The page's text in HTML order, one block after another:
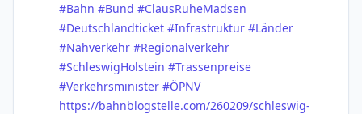
#Bahn #Bund #ClausRuheMadsen
#Deutschlandticket #Infrastruktur #Länder
#Nahverkehr #Regionalverkehr
#SchleswigHolstein #Trassenpreise
#Verkehrsminister #ÖPNV
https://bahnblogstelle.com/260209/schleswig-